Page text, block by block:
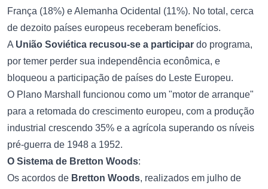
França (18%) e Alemanha Ocidental (11%). No total, cerca
de dezoito países europeus receberam benefícios.
A União Soviética recusou-se a participar do programa,
por temer perder sua independência econômica, e
bloqueou a participação de países do Leste Europeu.
O Plano Marshall funcionou como um "motor de arranque"
para a retomada do crescimento europeu, com a produção
industrial crescendo 35% e a agrícola superando os níveis
pré-guerra de 1948 a 1952.
O Sistema de Bretton Woods:
Os acordos de Bretton Woods, realizados em julho de